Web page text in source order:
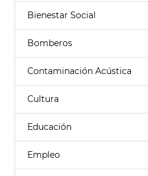
Bienestar Social
Bomberos
Contaminación Acústica
Cultura
Educación
Empleo